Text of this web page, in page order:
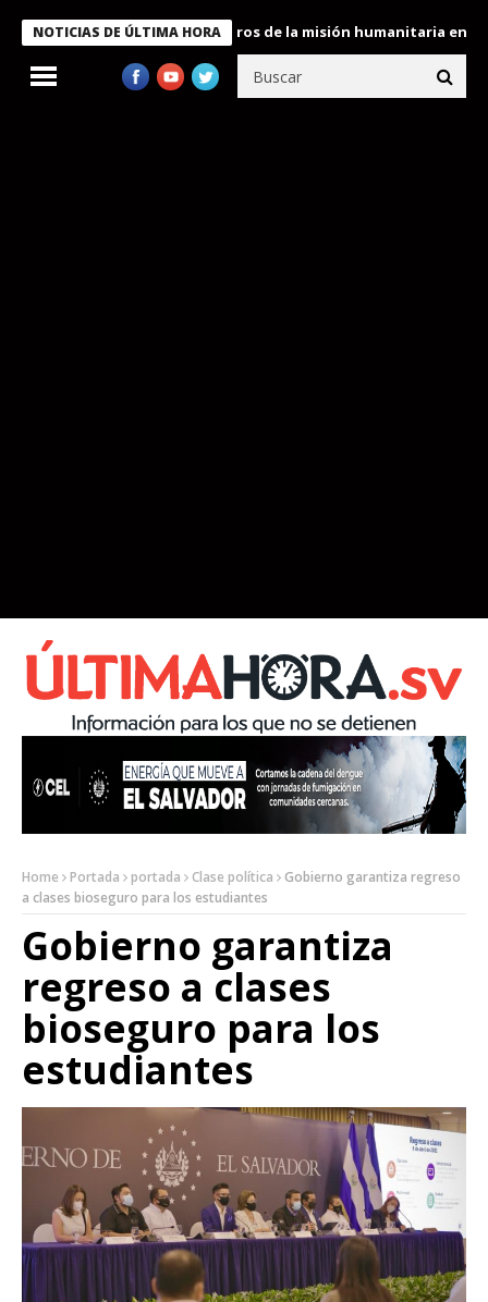
NOTICIAS DE ÚLTIMA HORA
condecora a miembros de la misión humanitaria enviada a
Home Portada portada Clase política
Gobierno garantiza regreso
a clases bioseguro para los estudiantes
Gobierno garantiza
regreso a clases
bioseguro para los
estudiantes